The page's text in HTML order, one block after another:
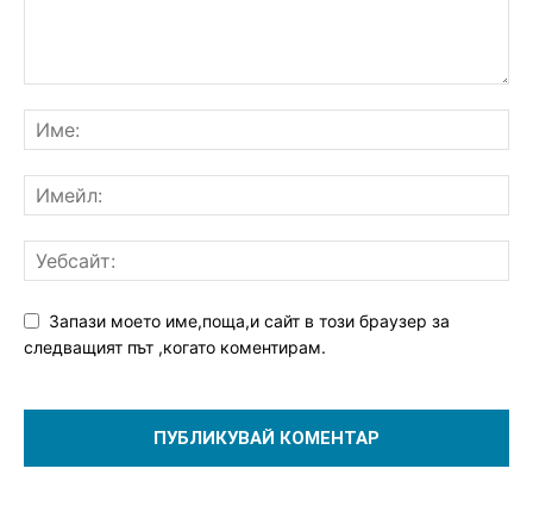
Запази моето име,поща,и сайт в този браузер за
следващият път ,когато коментирам.